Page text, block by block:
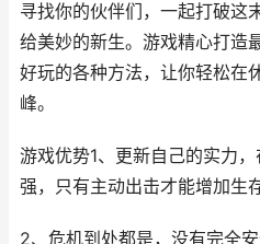
寻找你的伙伴们，一起打破这
给美妙的新生。游戏精心打造
好玩的各种方法，让你轻松在
峰。
游戏优势1、更新自己的实力
强，只有主动出击才能增加生
2、危机到处都是，没有完全